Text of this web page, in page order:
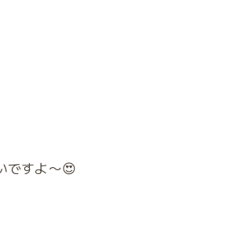
ですよ〜😍